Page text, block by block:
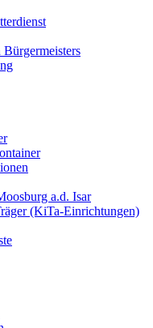
a.d. Isar
(KiTa-Einrichtungen)